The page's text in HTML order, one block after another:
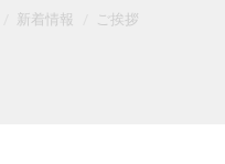
here:
新着情報 ご挨拶